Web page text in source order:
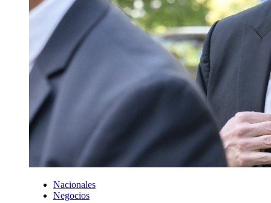
Nacionales
Negocios